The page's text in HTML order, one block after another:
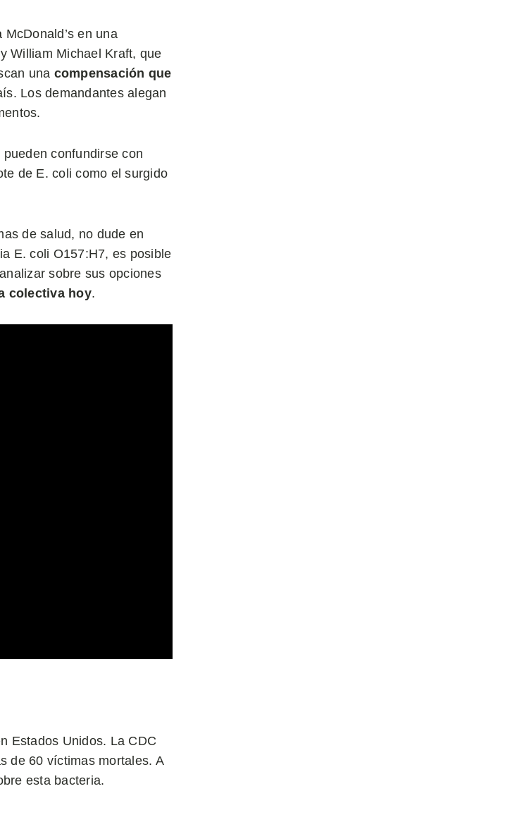
en una
William Michael Kraft, que
una compensación que
Los demandantes alegan
confundirse con
de E. coli como el surgido
de salud, no dude en
E. coli O157:H7, es posible
sobre sus opciones
colectiva hoy.
Estados Unidos. La CDC
de 60 víctimas mortales. A
esta bacteria.